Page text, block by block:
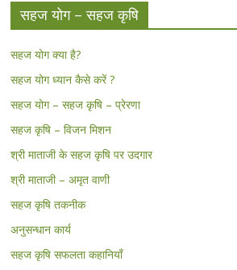
सहज योग – सहज कृषि
सहज योग क्या है?
सहज योग ध्यान कैसे करें ?
सहज योग – सहज कृषि – प्रेरणा
सहज कृषि – विजन मिशन
श्री माताजी के सहज कृषि पर उदगार
श्री माताजी – अमृत वाणी
सहज कृषि तकनीक
अनुसन्धान कार्य
सहज कृषि सफलता कहानियाँ